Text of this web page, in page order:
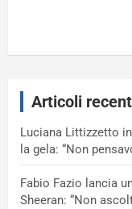
Articoli
Luciana Littizzetto
la gela: “Non
Fabio Fazio lancia
Sheeran: “Non